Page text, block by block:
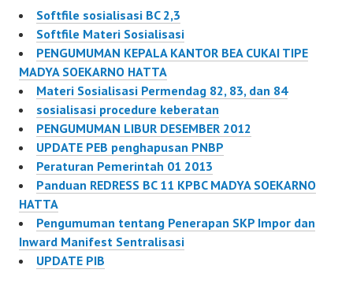
Bea Masuk atas Impor
Mesin serta Barang dan
Bahan untuk
Pembangunan atau
Pengembangan Industri
dalam Rangka
Penanaman Modal dan
nomor
90/PMK.04/2012
tentang Pembebasan
Bea Masuk…
Softfile sosialisasi BC 2,3
Softfile Materi Sosialisasi
PENGUMUMAN KEPALA KANTOR BEA CUKAI TIPE
MADYA SOEKARNO HATTA
Materi Sosialisasi Permendag 82, 83, dan 84
sosialisasi procedure keberatan
PENGUMUMAN LIBUR DESEMBER 2012
UPDATE PEB penghapusan PNBP
Peraturan Pemerintah 01 2013
Panduan REDRESS BC 11 KPBC MADYA SOEKARNO
HATTA
Pengumuman tentang Penerapan SKP Impor dan
Inward Manifest Sentralisasi
UPDATE PIB